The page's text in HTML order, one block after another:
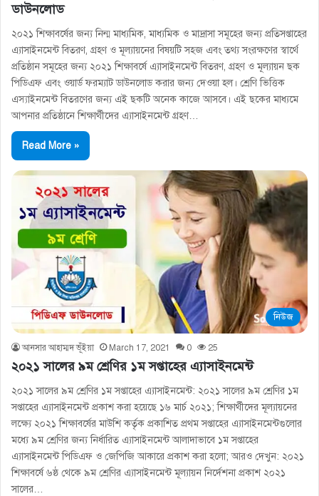
ডাউনলোড
২০২১ শিক্ষাবর্ষের জন্য নিন্ম মাধ্যমিক, মাধ্যমিক ও মাদ্রাসা সমূহের জন্য প্রতিসপ্তাহের
এ্যাসাইনমেন্ট বিতরণ, গ্রহণ ও মূল্যায়নের বিষয়টি সহজ এবং তথ্য সংরক্ষণের স্বার্থে
প্রতিষ্ঠান সমূহের জন্য ২০২১ শিক্ষাবর্ষে এ্যাসাইনমেন্ট বিতরণ, গ্রহণ ও মূল্যায়ন ছক
পিডিএফ এবং ওয়ার্ড ফরম্যাট ডাউনলোড করার জন্য দেওয়া হল। শ্রেণি ভিত্তিক
এস্যাইনমেন্ট বিতরণের জন্য এই ছকটি অনেক কাজে আসবে। এই ছকের মাধ্যমে
আপনার প্রতিষ্ঠানে শিক্ষার্থীদের এ্যাসাইনমেন্ট গ্রহণ…
Read More »
নিউজ
আনসার আহাম্মদ ভূঁইয়া March 17, 2021 0 25
২০২১ সালের ৯ম শ্রেণির ১ম সপ্তাহের এ্যাসাইনমেন্ট
২০২১ সালের ৯ম শ্রেণির ১ম সপ্তাহের এ্যাসাইনমেন্ট: ২০২১ সালের ৯ম শ্রেণির ১ম
সপ্তাহের এ্যাসাইনমেন্ট প্রকাশ করা হয়েছে ১৬ মার্চ ২০২১; শিক্ষার্থীদের মূল্যায়নের
লক্ষ্যে ২০২১ শিক্ষাবর্ষের মাউশি কর্তৃক প্রকাশিত প্রথম সপ্তাহের এ্যাসাইনমেন্টগুলোর
মধ্যে ৯ম শ্রেণির জন্য নির্ধারিত এ্যাসাইনমেন্ট আলাদাভাবে ১ম সপ্তাহের
এ্যাসাইনমেন্ট পিডিএফ ও জেপিজি আকারে প্রকাশ করা হলো; আরও দেখুন: ২০২১
শিক্ষাবর্ষে ৬ষ্ঠ থেকে ৯ম শ্রেণির এ্যাসাইনমেন্ট মূল্যায়ন নির্দেশনা প্রকাশ ২০২১
সালের…